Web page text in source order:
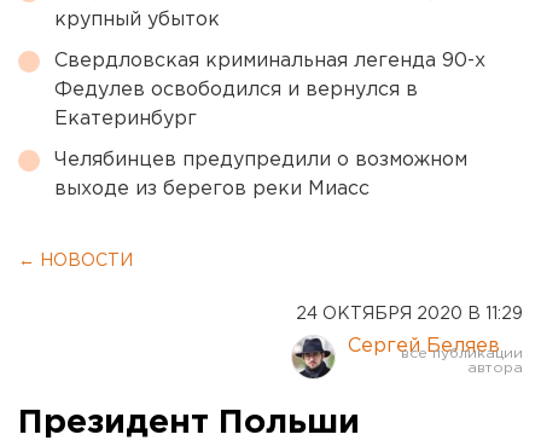
крупный убыток
Свердловская криминальная легенда 90-х
Федулев освободился и вернулся в
Екатеринбург
Челябинцев предупредили о возможном
выходе из берегов реки Миасс
← НОВОСТИ
24 ОКТЯБРЯ 2020 В 11:29
Сергей Беляев
Президент Польши